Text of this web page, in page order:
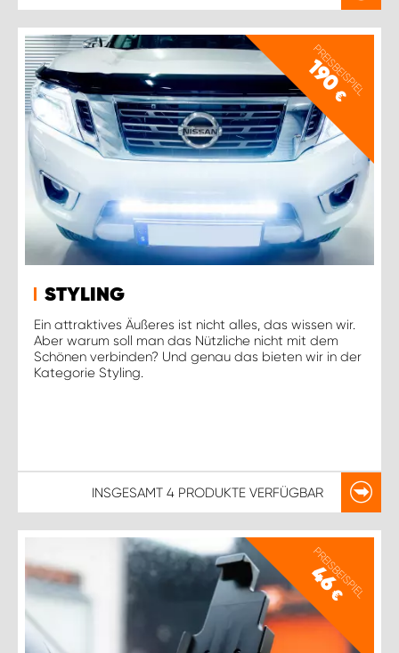
PREISBEISPIEL
190
€
STYLING
Ein attraktives Äußeres ist nicht alles, das wissen wir.
Aber warum soll man das Nützliche nicht mit dem
Schönen verbinden? Und genau das bieten wir in der
Kategorie Styling.
INSGESAMT 4 PRODUKTE VERFÜGBAR
PREISBEISPIEL
46
€